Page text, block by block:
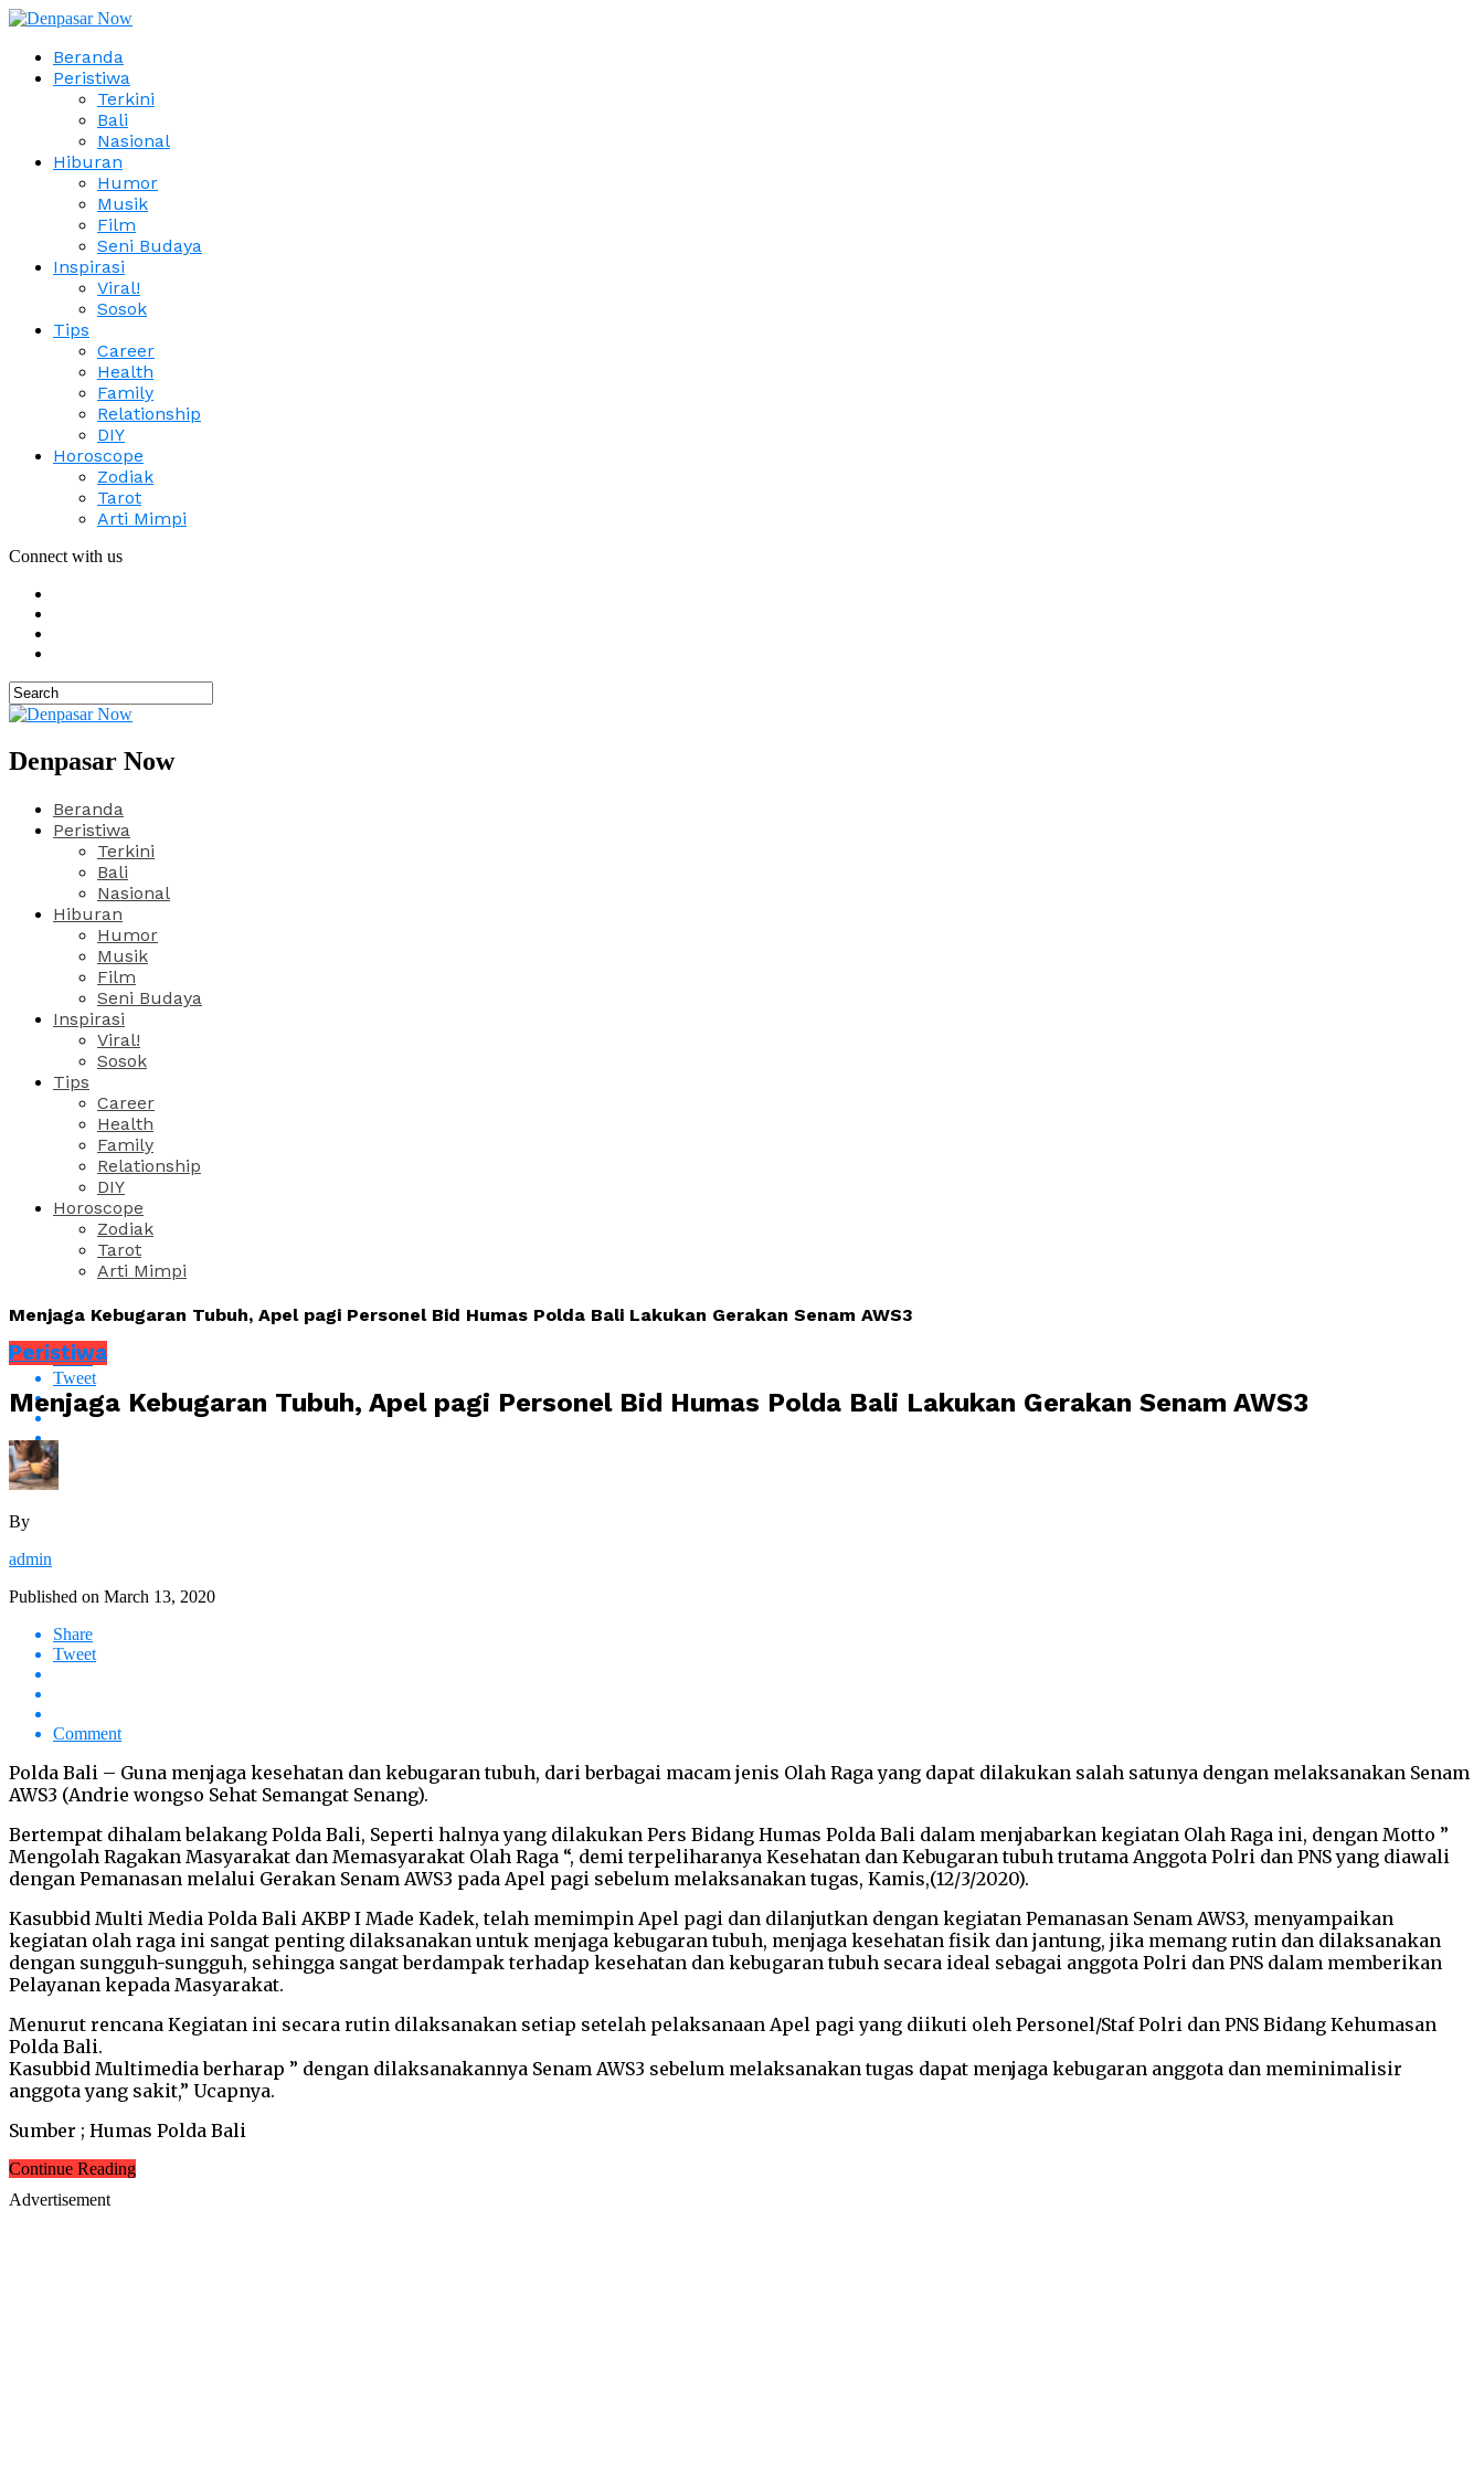
Beranda
Peristiwa
Terkini
Bali
Nasional
Hiburan
Humor
Musik
Film
Seni Budaya
Inspirasi
Viral!
Sosok
Tips
Career
Health
Family
Relationship
DIY
Horoscope
Zodiak
Tarot
Arti Mimpi
Connect with us
Denpasar Now
Beranda
Peristiwa
Terkini
Bali
Nasional
Hiburan
Humor
Musik
Film
Seni Budaya
Inspirasi
Viral!
Sosok
Tips
Career
Health
Family
Relationship
DIY
Horoscope
Zodiak
Tarot
Arti Mimpi
Menjaga Kebugaran Tubuh, Apel pagi Personel Bid Humas Polda Bali Lakukan Gerakan Senam AWS3
Share
Tweet
Peristiwa
Menjaga Kebugaran Tubuh, Apel pagi Personel Bid Humas Polda Bali Lakukan Gerakan Senam AWS3
By
admin
Published on March 13, 2020
Share
Tweet
Comment
Polda Bali – Guna menjaga kesehatan dan kebugaran tubuh, dari berbagai macam jenis Olah Raga yang dapat dilakukan salah satunya dengan melaksanakan Senam
AWS3 (Andrie wongso Sehat Semangat Senang).
Bertempat dihalam belakang Polda Bali, Seperti halnya yang dilakukan Pers Bidang Humas Polda Bali dalam menjabarkan kegiatan Olah Raga ini, dengan Motto ”
Mengolah Ragakan Masyarakat dan Memasyarakat Olah Raga “, demi terpeliharanya Kesehatan dan Kebugaran tubuh trutama Anggota Polri dan PNS yang diawali
dengan Pemanasan melalui Gerakan Senam AWS3 pada Apel pagi sebelum melaksanakan tugas, Kamis,(12/3/2020).
Kasubbid Multi Media Polda Bali AKBP I Made Kadek, telah memimpin Apel pagi dan dilanjutkan dengan kegiatan Pemanasan Senam AWS3, menyampaikan
kegiatan olah raga ini sangat penting dilaksanakan untuk menjaga kebugaran tubuh, menjaga kesehatan fisik dan jantung, jika memang rutin dan dilaksanakan
dengan sungguh-sungguh, sehingga sangat berdampak terhadap kesehatan dan kebugaran tubuh secara ideal sebagai anggota Polri dan PNS dalam memberikan
Pelayanan kepada Masyarakat.
Menurut rencana Kegiatan ini secara rutin dilaksanakan setiap setelah pelaksanaan Apel pagi yang diikuti oleh Personel/Staf Polri dan PNS Bidang Kehumasan
Polda Bali.
Kasubbid Multimedia berharap ” dengan dilaksanakannya Senam AWS3 sebelum melaksanakan tugas dapat menjaga kebugaran anggota dan meminimalisir
anggota yang sakit,” Ucapnya.
Sumber ; Humas Polda Bali
Continue Reading
Advertisement